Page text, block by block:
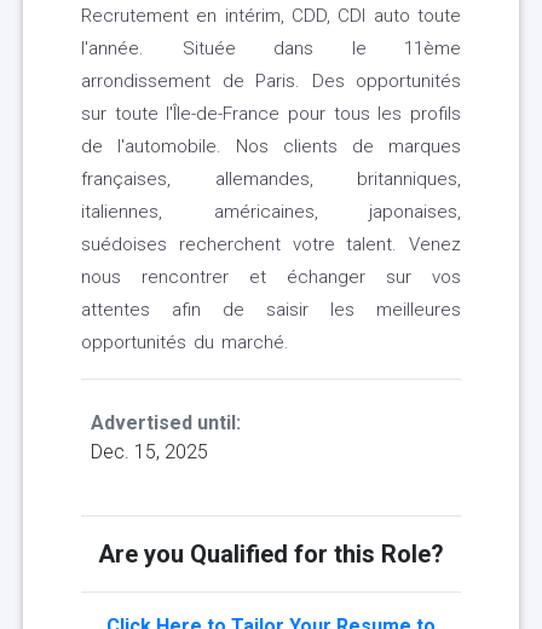
Recrutement en intérim, CDD, CDI auto toute
l'année. Située dans le 11ème
arrondissement de Paris. Des opportunités
sur toute l'Île-de-France pour tous les profils
de l'automobile. Nos clients de marques
françaises, allemandes, britanniques,
italiennes, américaines, japonaises,
suédoises recherchent votre talent. Venez
nous rencontrer et échanger sur vos
attentes afin de saisir les meilleures
opportunités du marché.
Advertised until:
Dec. 15, 2025
Are you Qualified for this Role?